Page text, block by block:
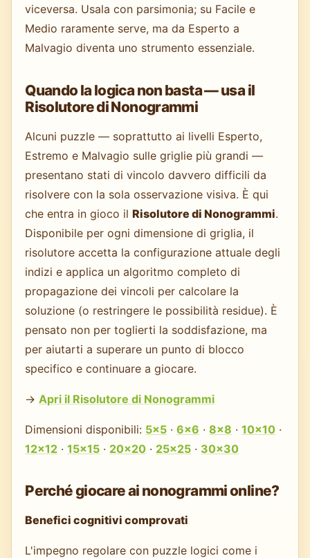
viceversa. Usala con parsimonia; su Facile e
Medio raramente serve, ma da Esperto a
Malvagio diventa uno strumento essenziale.
Quando la logica non basta — usa il
Risolutore di Nonogrammi
Alcuni puzzle — soprattutto ai livelli Esperto,
Estremo e Malvagio sulle griglie più grandi —
presentano stati di vincolo davvero difficili da
risolvere con la sola osservazione visiva. È qui
che entra in gioco ilRisolutore di Nonogrammi.
Disponibile per ogni dimensione di griglia, il
risolutore accetta la configurazione attuale degli
indizi e applica un algoritmo completo di
propagazione dei vincoli per calcolare la
soluzione (o restringere le possibilità residue). È
pensato non per toglierti la soddisfazione, ma
per aiutarti a superare un punto di blocco
specifico e continuare a giocare.
→ Apri il Risolutore di Nonogrammi
Dimensioni disponibili: 5×5 ·6×6 ·8×8 ·10×10 ·
12×12 ·15×15 · 20×20 · 25×25 · 30×30
Perché giocare ai nonogrammi online?
Benefici cognitivi comprovati
L'impegno regolare con puzzle logici come i